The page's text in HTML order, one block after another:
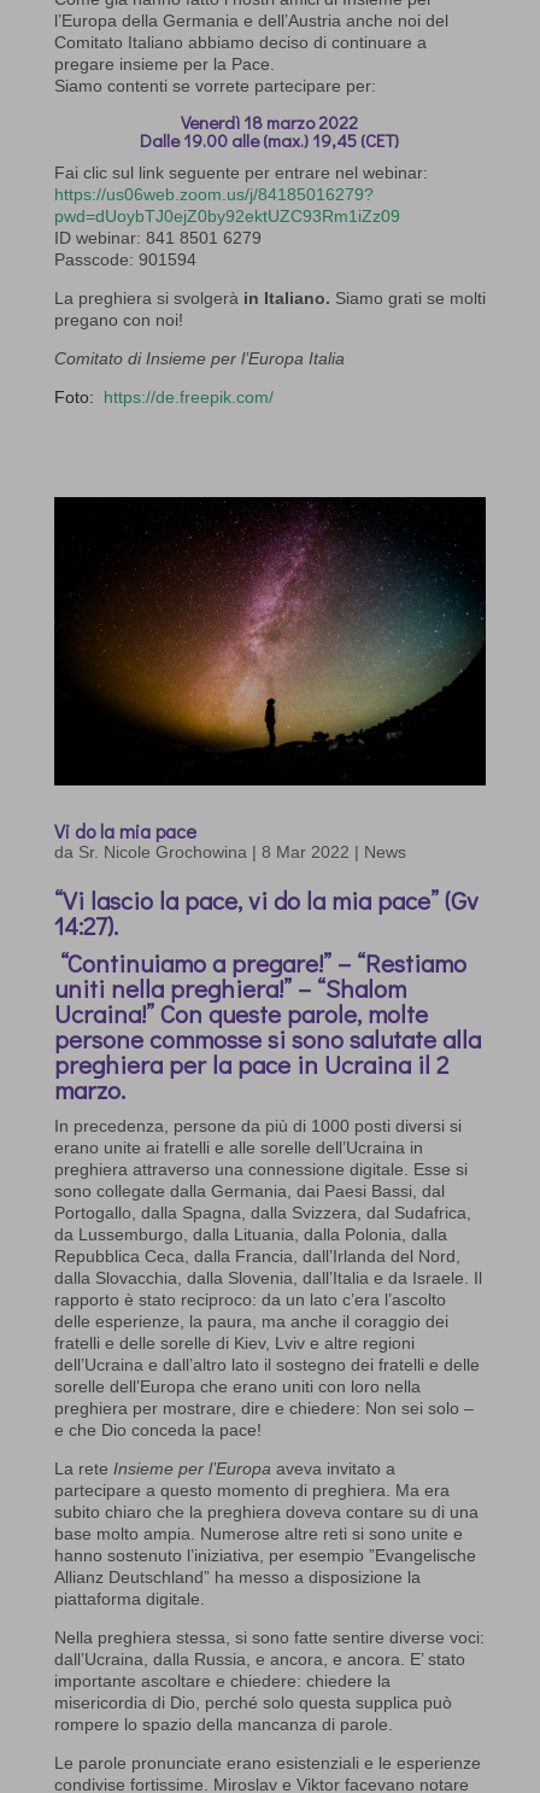
l’Europa della Germania e dell’Austria anche noi del
Comitato Italiano abbiamo deciso di continuare a
pregare insieme per la Pace.
Siamo contenti se vorrete partecipare per:
Venerdì 18 marzo2022
Dalle 19.00 alle (max.) 19,45 (CET)
Fai clic sul link seguente per entrare nel webinar:
https://us06web.zoom.us/j/84185016279?
pwd=dUoybTJ0ejZ0by92ektUZC93Rm1iZz09
ID webinar: 841 8501 6279
Passcode: 901594
La preghiera si svolgerà in Italiano. Siamo grati se molti
pregano con noi!
Comitato di Insieme per l’Europa Italia
Foto: https://de.freepik.com/
Vi do la mia pace
da Sr. Nicole Grochowina| 8 Mar 2022 | News
“Vi lascio la pace, vi do la mia pace” (Gv
14:27).
“Continuiamo a pregare!” – “Restiamo
uniti nella preghiera!” – “Shalom
Ucraina!” Con queste parole, molte
persone commosse si sono salutate alla
preghiera per la pace in Ucraina il 2
marzo.
In precedenza, persone da più di 1000 posti diversi si
erano unite ai fratelli e alle sorelle dell’Ucraina in
preghiera attraverso una connessione digitale. Esse si
sono collegate dalla Germania, dai Paesi Bassi, dal
Portogallo, dalla Spagna, dalla Svizzera, dal Sudafrica,
da Lussemburgo, dalla Lituania, dalla Polonia, dalla
Repubblica Ceca, dalla Francia, dall’Irlanda del Nord,
dalla Slovacchia, dalla Slovenia, dall’Italia e da Israele. Il
rapporto è stato reciproco: da un lato c’era l’ascolto
delle esperienze, la paura, ma anche il coraggio dei
fratelli e delle sorelle di Kiev, Lviv e altre regioni
dell’Ucraina e dall’altro lato il sostegno dei fratelli e delle
sorelle dell’Europa che erano uniti con loro nella
preghiera per mostrare, dire e chiedere: Non sei solo –
e che Dio conceda la pace!
La rete Insieme per l’Europa aveva invitato a
partecipare a questo momento di preghiera. Ma era
subito chiaro che la preghiera doveva contare su di una
base molto ampia. Numerose altre reti si sono unite e
hanno sostenuto l’iniziativa, per esempio ”Evangelische
Allianz Deutschland” ha messo a disposizione la
piattaforma digitale.
Nella preghiera stessa, si sono fatte sentire diverse voci:
dall’Ucraina, dalla Russia, e ancora, e ancora. E’ stato
importante ascoltare e chiedere: chiedere la
misericordia di Dio, perché solo questa supplica può
rompere lo spazio della mancanza di parole.
Le parole pronunciate erano esistenziali e le esperienze
condivise fortissime. Miroslav e Viktor facevano notare